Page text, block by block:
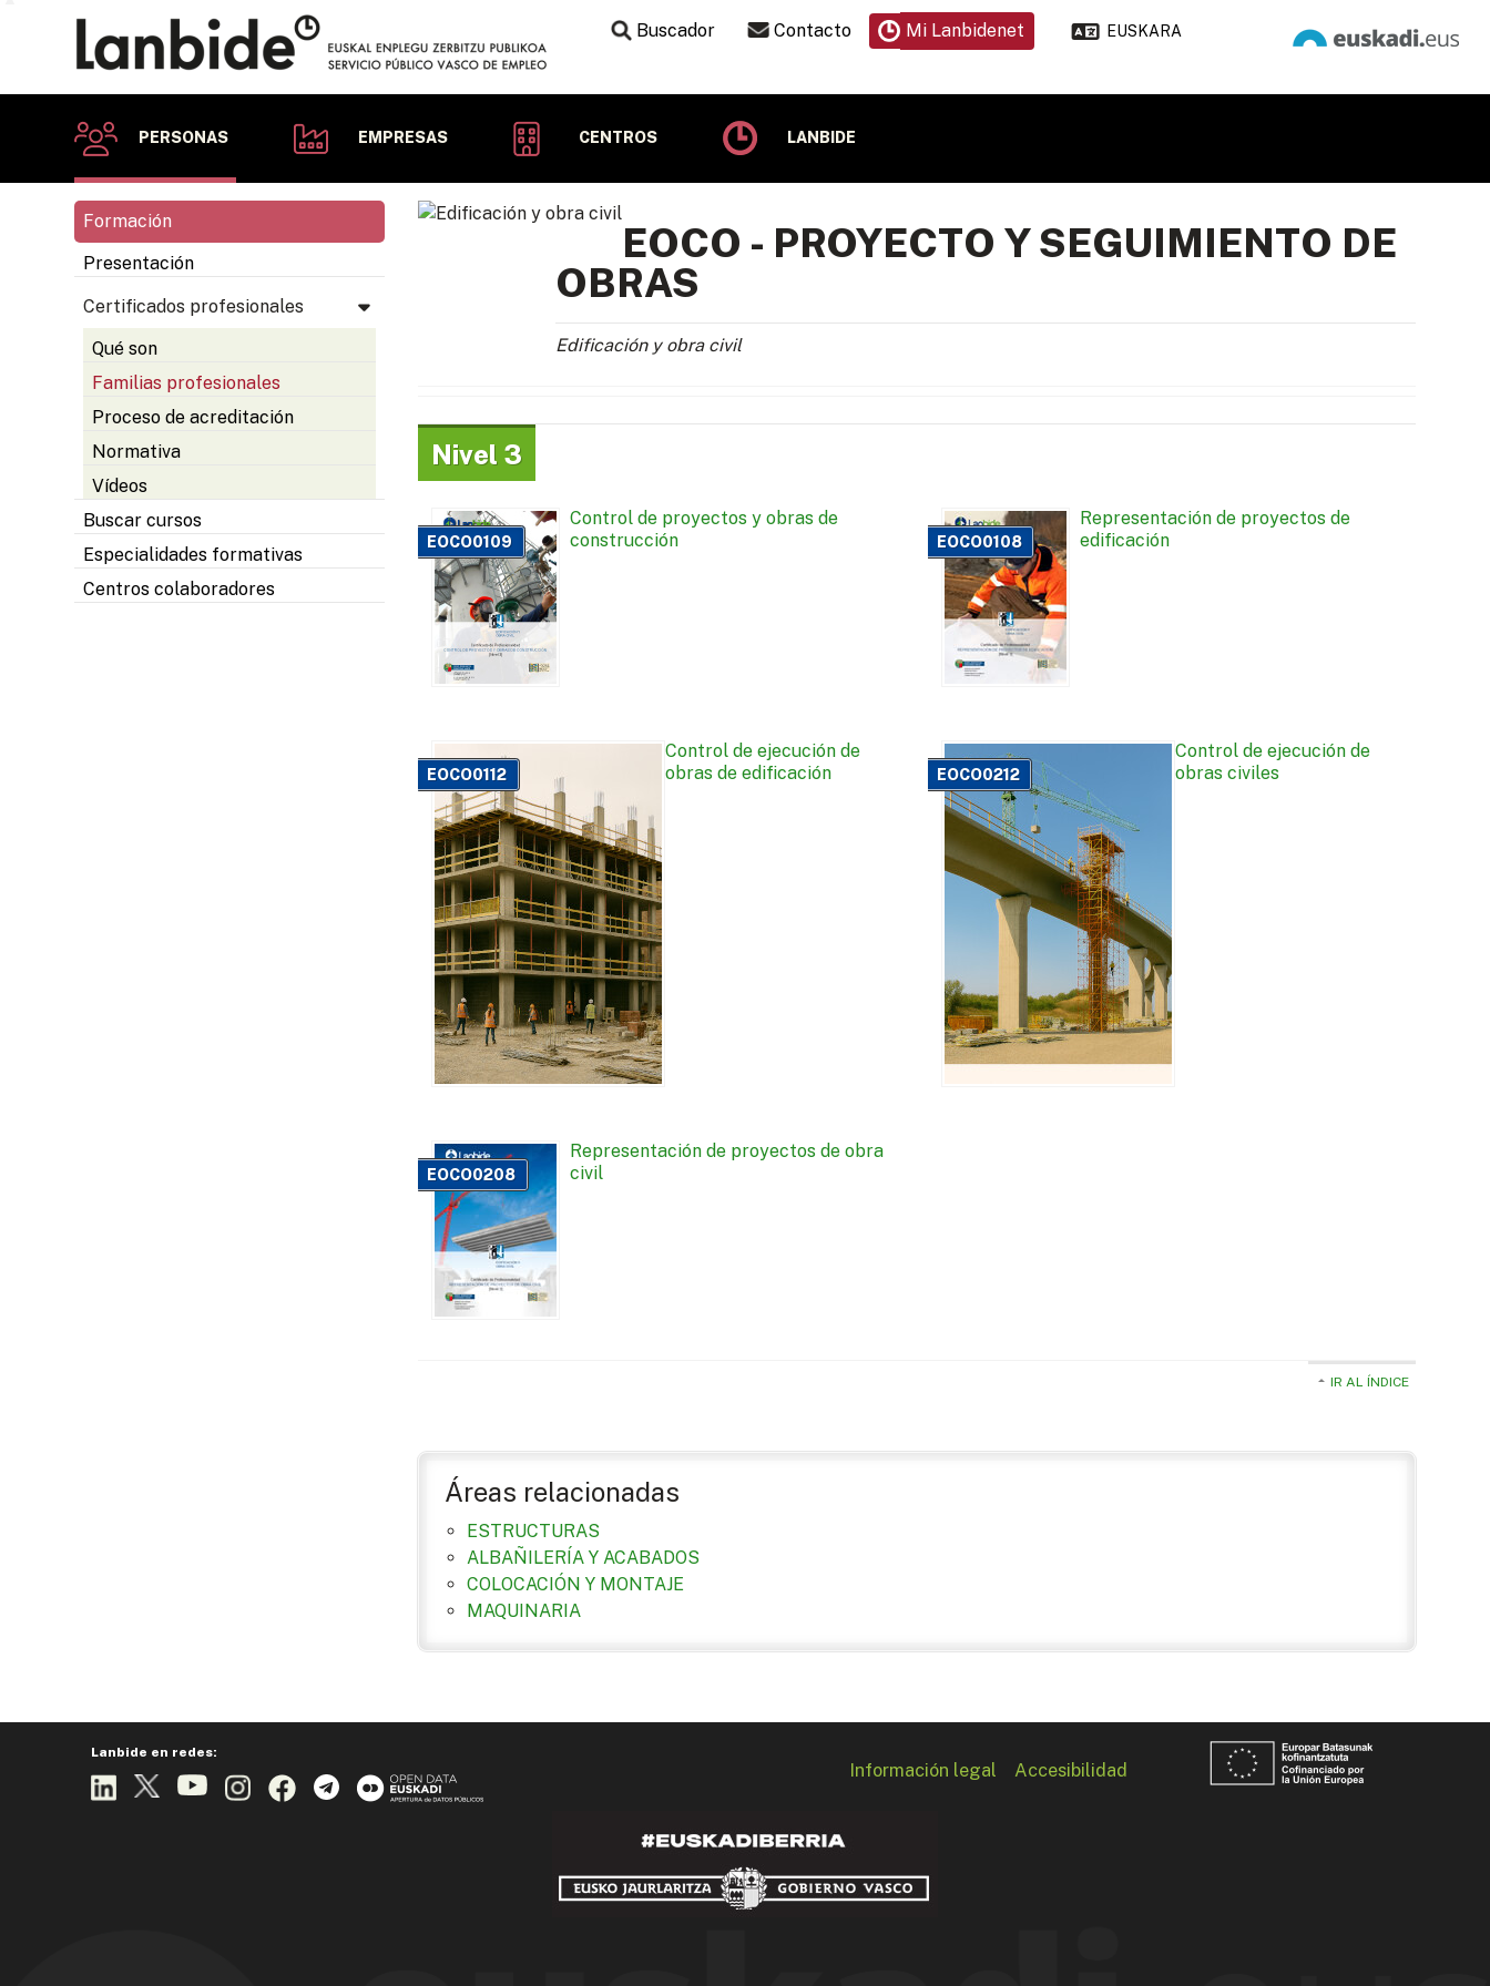
Buscador Contacto Mi Lanbidenet EUSKARA
PERSONAS EMPRESAS CENTROS LANBIDE
Formación
Presentación
Certificados profesionales
Qué son
Familias profesionales
Proceso de acreditación
Normativa
Vídeos
Buscar cursos
Especialidades formativas
Centros colaboradores
EOCO - PROYECTO Y SEGUIMIENTO DE
OBRAS
Edificación y obra civil
Nivel 3
EOCO0109
Control de proyectos y obras de
construcción
EOCO0108
Representación de proyectos de
edificación
EOCO0112
Control de ejecución de
obras de edificación
EOCO0212
Control de ejecución de
obras civiles
EOCO0208
Representación de proyectos de obra
civil
IR AL ÍNDICE
Áreas relacionadas
ESTRUCTURAS
ALBAÑILERÍA Y ACABADOS
COLOCACIÓN Y MONTAJE
MAQUINARIA
Lanbide en redes:
Información legal Accesibilidad